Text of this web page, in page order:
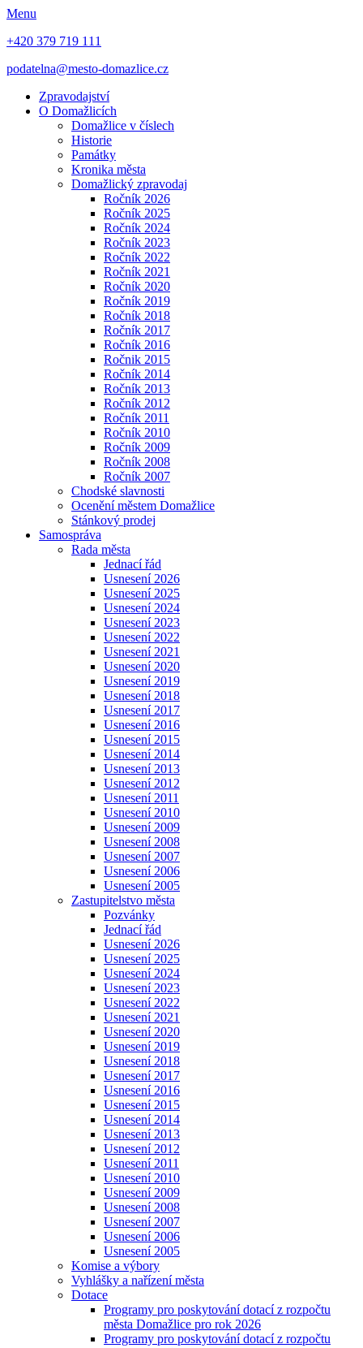
Menu
+420 379 719 111
podatelna@mesto-domazlice.cz
Zpravodajství
O Domažlicích
Domažlice v číslech
Historie
Památky
Kronika města
Domažlický zpravodaj
Ročník 2026
Ročník 2025
Ročník 2024
Ročník 2023
Ročník 2022
Ročník 2021
Ročník 2020
Ročník 2019
Ročník 2018
Ročník 2017
Ročník 2016
Ročnik 2015
Ročník 2014
Ročník 2013
Ročník 2012
Ročník 2011
Ročník 2010
Ročník 2009
Ročník 2008
Ročník 2007
Chodské slavnosti
Ocenění městem Domažlice
Stánkový prodej
Samospráva
Rada města
Jednací řád
Usnesení 2026
Usnesení 2025
Usnesení 2024
Usnesení 2023
Usnesení 2022
Usnesení 2021
Usnesení 2020
Usnesení 2019
Usnesení 2018
Usnesení 2017
Usnesení 2016
Usnesení 2015
Usnesení 2014
Usnesení 2013
Usnesení 2012
Usnesení 2011
Usnesení 2010
Usnesení 2009
Usnesení 2008
Usnesení 2007
Usnesení 2006
Usnesení 2005
Zastupitelstvo města
Pozvánky
Jednací řád
Usnesení 2026
Usnesení 2025
Usnesení 2024
Usnesení 2023
Usnesení 2022
Usnesení 2021
Usnesení 2020
Usnesení 2019
Usnesení 2018
Usnesení 2017
Usnesení 2016
Usnesení 2015
Usnesení 2014
Usnesení 2013
Usnesení 2012
Usnesení 2011
Usnesení 2010
Usnesení 2009
Usnesení 2008
Usnesení 2007
Usnesení 2006
Usnesení 2005
Komise a výbory
Vyhlášky a nařízení města
Dotace
Programy pro poskytování dotací z rozpočtu
města Domažlice pro rok 2026
Programy pro poskytování dotací z rozpočtu